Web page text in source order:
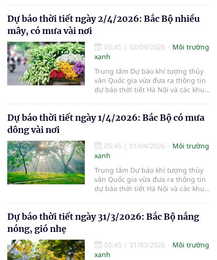
Dự báo thời tiết ngày 2/4/2026: Bắc Bộ nhiều
mây, có mưa vài nơi
05:45 | 02/04/2026
Môi trường
xanh
Trung tâm Dự báo khí tượng thủy
văn Quốc gia vừa đưa ra thông tin
dự báo thời tiết Hà Nội và các khu
Dự báo thời tiết ngày 1/4/2026: Bắc Bộ có mưa
dông vài nơi
05:45 | 01/04/2026
Môi trường
xanh
Trung tâm Dự báo khí tượng thủy
văn Quốc gia vừa đưa ra thông tin
dự báo thời tiết Hà Nội và các khu
Dự báo thời tiết ngày 31/3/2026: Bắc Bộ nắng
nóng, gió nhẹ
05:45 | 31/03/2026
Môi trường
xanh